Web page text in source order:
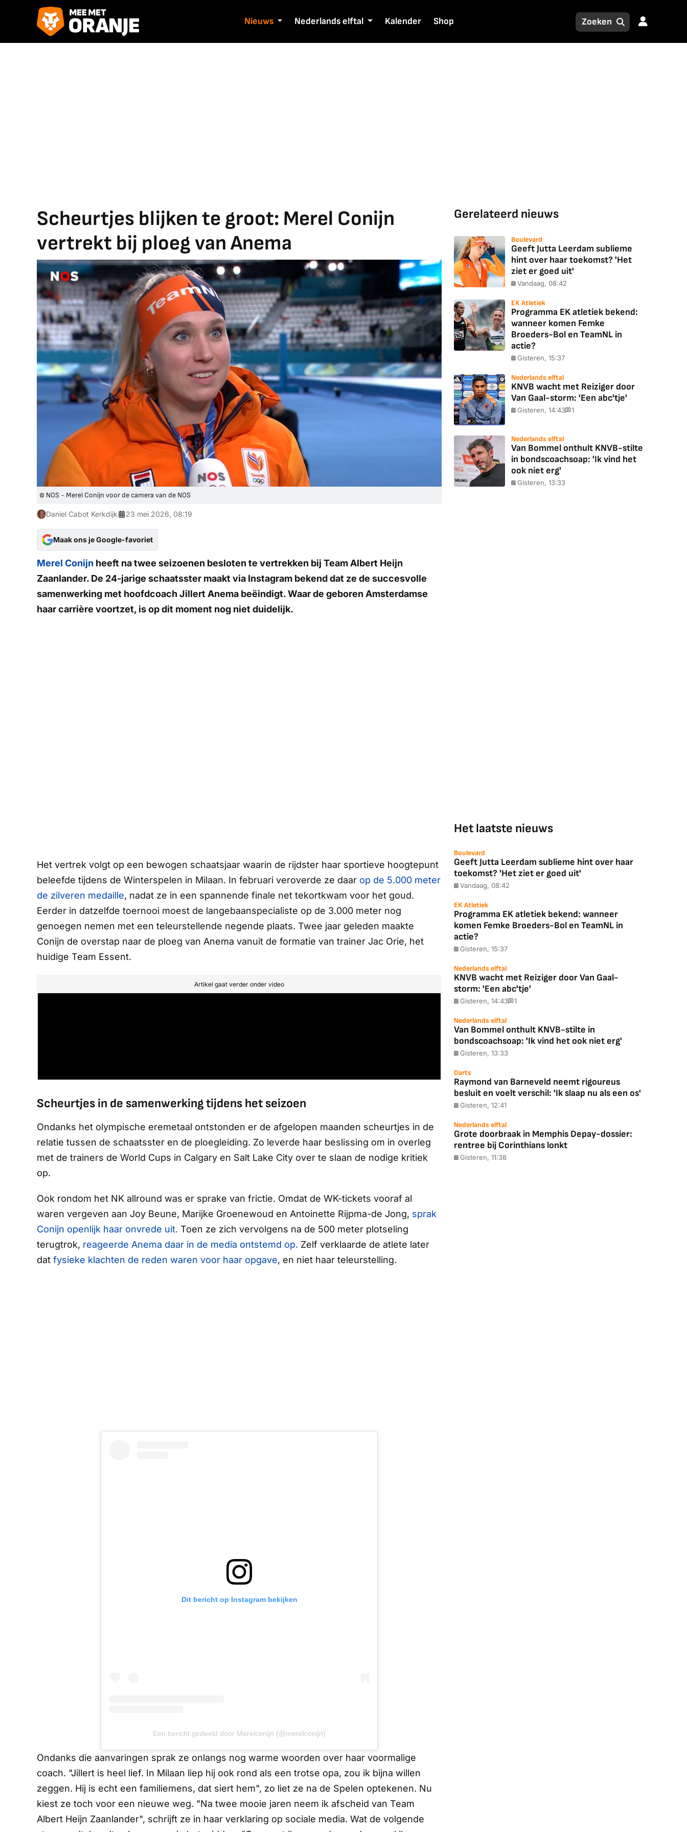
Nieuws Nederlands elftal Kalender Shop
Scheurtjes blijken te groot: Merel Conijn
vertrekt bij ploeg van Anema
© NOS - Merel Conijn voor de camera van de NOS
Daniel Cabot Kerkdijk 23 mei 2026, 08:19
Maak ons je Google-favoriet
Merel Conijn heeft na twee seizoenen besloten te vertrekken bij Team Albert Heijn
Zaanlander. De 24-jarige schaatsster maakt via Instagram bekend dat ze de succesvolle
samenwerking met hoofdcoach Jillert Anema beëindigt. Waar de geboren Amsterdamse
haar carrière voortzet, is op dit moment nog niet duidelijk.
Het vertrek volgt op een bewogen schaatsjaar waarin de rijdster haar sportieve hoogtepunt
beleefde tijdens de Winterspelen in Milaan. In februari veroverde ze daar op de 5.000 meter
de zilveren medaille, nadat ze in een spannende finale net tekortkwam voor het goud.
Eerder in datzelfde toernooi moest de langebaanspecialiste op de 3.000 meter nog
genoegen nemen met een teleurstellende negende plaats. Twee jaar geleden maakte
Conijn de overstap naar de ploeg van Anema vanuit de formatie van trainer Jac Orie, het
huidige Team Essent.
Artikel gaat verder onder video
Scheurtjes in de samenwerking tijdens het seizoen
Ondanks het olympische eremetaal ontstonden er de afgelopen maanden scheurtjes in de
relatie tussen de schaatsster en de ploegleiding. Zo leverde haar beslissing om in overleg
met de trainers de World Cups in Calgary en Salt Lake City over te slaan de nodige kritiek
op.
Ook rondom het NK allround was er sprake van frictie. Omdat de WK-tickets vooraf al
waren vergeven aan Joy Beune, Marijke Groenewoud en Antoinette Rijpma-de Jong, sprak
Conijn openlijk haar onvrede uit. Toen ze zich vervolgens na de 500 meter plotseling
terugtrok, reageerde Anema daar in de media ontstemd op. Zelf verklaarde de atlete later
dat fysieke klachten de reden waren voor haar opgave, en niet haar teleurstelling.
Dit bericht op Instagram bekijken
Een bericht gedeeld door Merelconijn (@merelconijn)
Ondanks die aanvaringen sprak ze onlangs nog warme woorden over haar voormalige
coach. "Jillert is heel lief. In Milaan liep hij ook rond als een trotse opa, zou ik bijna willen
zeggen. Hij is echt een familiemens, dat siert hem", zo liet ze na de Spelen optekenen. Nu
kiest ze toch voor een nieuwe weg. "Na twee mooie jaren neem ik afscheid van Team
Albert Heijn Zaanlander", schrijft ze in haar verklaring op sociale media. Wat de volgende
Gerelateerd nieuws
Boulevard
Geeft Jutta Leerdam sublieme
hint over haar toekomst? 'Het
ziet er goed uit'
Vandaag, 08:42
EK Atletiek
Programma EK atletiek bekend:
wanneer komen Femke
Broeders-Bol en TeamNL in
actie?
Gisteren, 15:37
Nederlands elftal
KNVB wacht met Reiziger door
Van Gaal-storm: 'Een abc'tje'
Gisteren, 14:43 1
Nederlands elftal
Van Bommel onthult KNVB-stilte
in bondscoachsoap: 'Ik vind het
ook niet erg'
Gisteren, 13:33
Het laatste nieuws
Boulevard
Geeft Jutta Leerdam sublieme hint over haar
toekomst? 'Het ziet er goed uit'
Vandaag, 08:42
EK Atletiek
Programma EK atletiek bekend: wanneer
komen Femke Broeders-Bol en TeamNL in
actie?
Gisteren, 15:37
Nederlands elftal
KNVB wacht met Reiziger door Van Gaal-
storm: 'Een abc'tje'
Gisteren, 14:43 1
Nederlands elftal
Van Bommel onthult KNVB-stilte in
bondscoachsoap: 'Ik vind het ook niet erg'
Gisteren, 13:33
Darts
Raymond van Barneveld neemt rigoureus
besluit en voelt verschil: 'Ik slaap nu als een os'
Gisteren, 12:41
Nederlands elftal
Grote doorbraak in Memphis Depay-dossier:
rentree bij Corinthians lonkt
Gisteren, 11:38